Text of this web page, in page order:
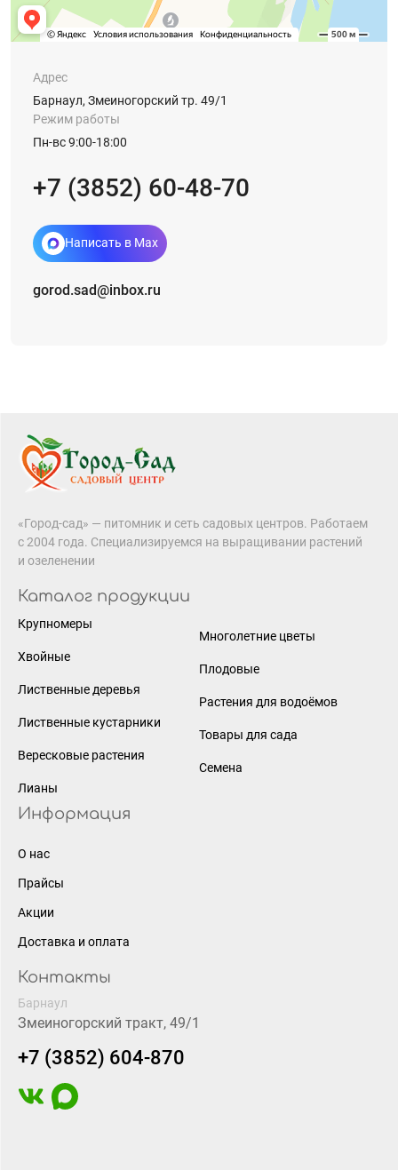
Адрес
Барнаул, Змеиногорский тр. 49/1
Режим работы
Пн-вс 9:00-18:00
+7 (3852) 60-48-70
Написать в Max
gorod.sad@inbox.ru
«Город-сад» — питомник и сеть садовых центров. Работаем
с 2004 года. Специализируемся на выращивании растений
и озеленении
Каталог продукции
Крупномеры
Хвойные
Лиственные деревья
Лиственные кустарники
Вересковые растения
Лианы
Многолетние цветы
Плодовые
Растения для водоёмов
Товары для сада
Семена
Информация
О нас
Прайсы
Акции
Доставка и оплата
Контакты
Барнаул
Змеиногорский тракт, 49/1
+7 (3852) 604-870